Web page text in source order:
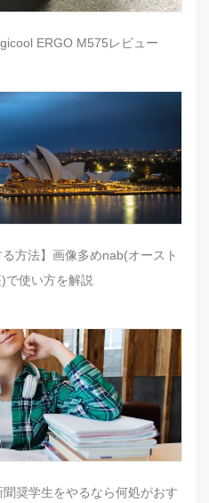
ERGO M575レビュー
方法】画像多めnab(オースト
で使い方を解説
聞奨学生をやるなら何処がおす